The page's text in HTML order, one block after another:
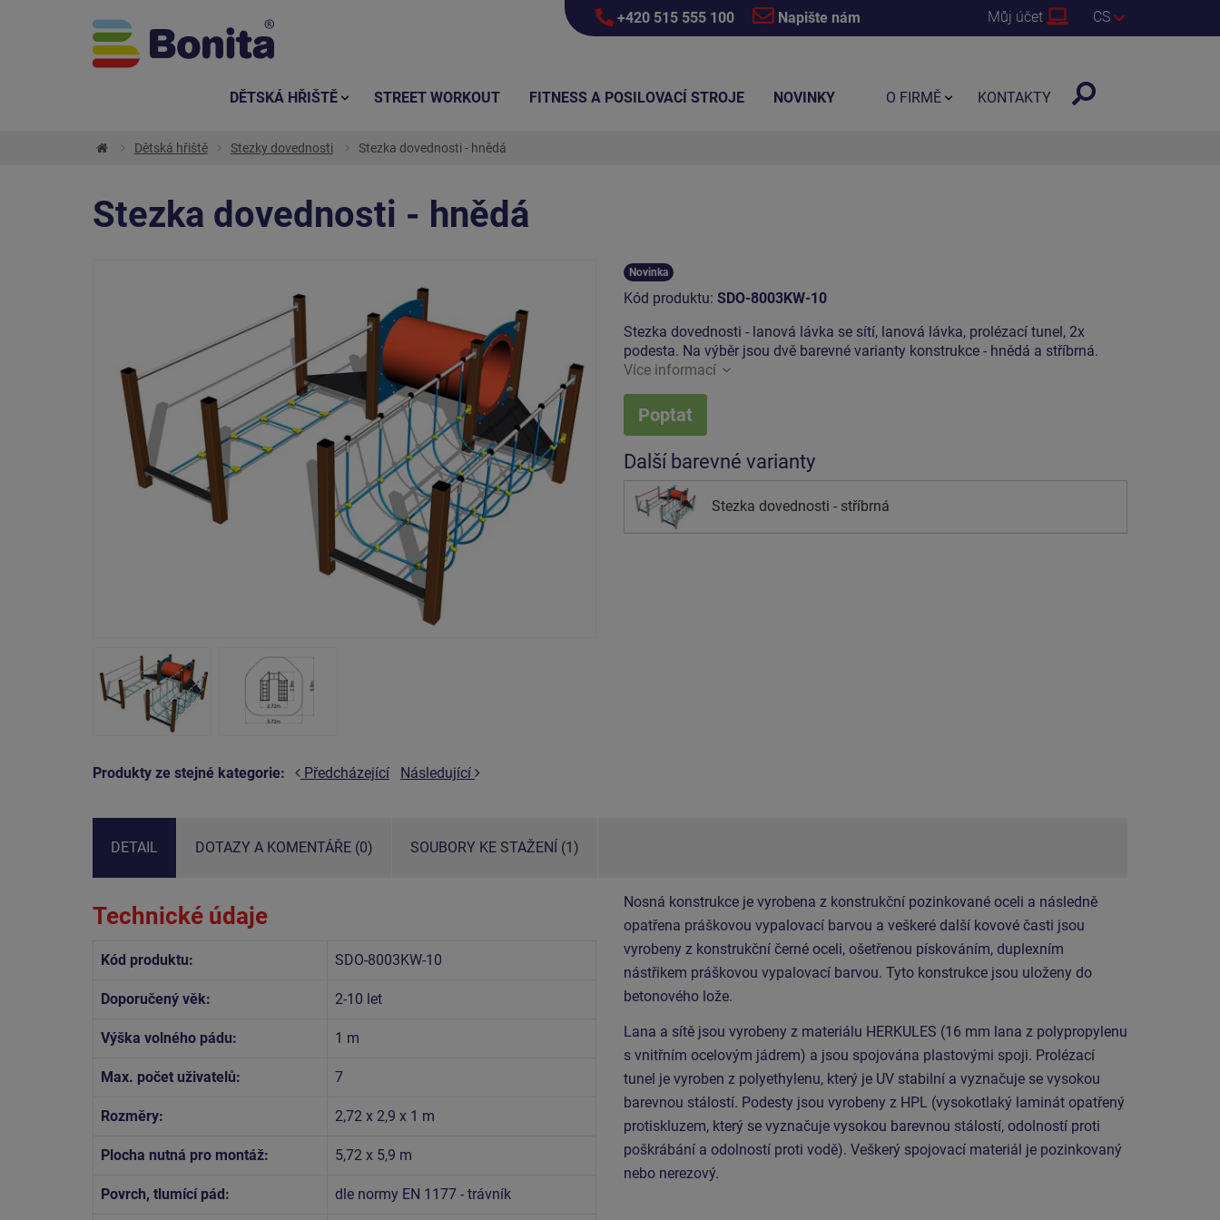
+420 515 555 100 Napište nám Můj účet CS
Dětská hřiště Stezky dovednosti Stezka dovednosti - hnědá
Stezka dovednosti - hnědá
Produkty ze stejné kategorie: Předcházející Následující
Novinka
Kód produktu: SDO-8003KW-10
Stezka dovednosti - lanová lávka se sítí, lanová lávka, prolézací tunel, 2x
podesta. Na výběr jsou dvě barevné varianty konstrukce - hnědá a stříbrná.
Více informací
Poptat
Další barevné varianty
Stezka dovednosti - stříbrná
DETAIL DOTAZY A KOMENTÁŘE (0) SOUBORY KE STAŽENÍ (1)
Technické údaje
Kód produktu: SDO-8003KW-10
Doporučený věk: 2-10 let
Výška volného pádu: 1 m
Max. počet uživatelů: 7
Rozměry: 2,72 x 2,9 x 1 m
Plocha nutná pro montáž: 5,72 x 5,9 m
Povrch, tlumící pád: dle normy EN 1177 - trávník
Nosná konstrukce je vyrobena z konstrukční pozinkované oceli a následně
opatřena práškovou vypalovací barvou a veškeré další kovové časti jsou
vyrobeny z konstrukční černé oceli, ošetřenou pískováním, duplexním
nástřikem práškovou vypalovací barvou. Tyto konstrukce jsou uloženy do
betonového lože.
Lana a sítě jsou vyrobeny z materiálu HERKULES (16 mm lana z polypropylenu
s vnitřním ocelovým jádrem) a jsou spojována plastovými spoji. Prolézací
tunel je vyroben z polyethylenu, který je UV stabilní a vyznačuje se vysokou
barevnou stálostí. Podesty jsou vyrobeny z HPL (vysokotlaký laminát opatřený
protiskluzem, který se vyznačuje vysokou barevnou stálostí, odolností proti
poškrábání a odolností proti vodě). Veškerý spojovací materiál je pozinkovaný
nebo nerezový.
DĚTSKÁ HŘIŠTĚ STREET WORKOUT FITNESS A POSILOVACÍ STROJE NOVINKY O FIRMĚ KONTAKTY